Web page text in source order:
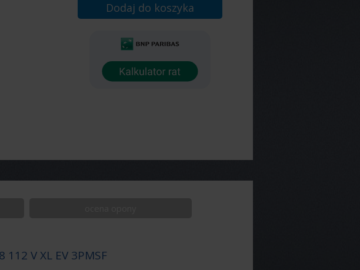
Dodaj do koszyka
V XL EV 3PMSF